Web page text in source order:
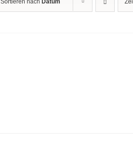
Sortieren nach Datum